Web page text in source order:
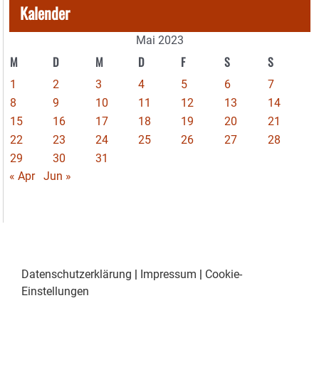
Kalender
Mai 2023
M D M D F S S
1 2 3 4 5 6
7
8
9 10 11 12 13
14
15
16 17 18 19 20
21
22
23 24 25 26 27
28
29
30
31
« Apr
Jun »
Datenschutzerklärung | Impressum | Cookie-
Einstellungen